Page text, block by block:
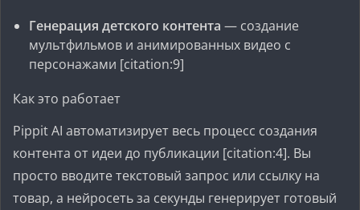
Генерация детского контента — создание
мультфильмов и анимированных видео с
персонажами [citation:9]
Как это работает
Pippit AI автоматизирует весь процесс создания
контента от идеи до публикации [citation:4]. Вы
просто вводите текстовый запрос или ссылку на
товар, а нейросеть за секунды генерирует готовый